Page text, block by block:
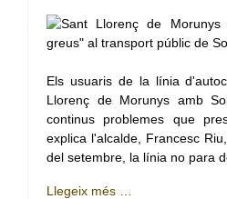
Els usuaris de la línia
Llorenç de Morunys amb
continus problemes que
explica l'alcalde, Francesc
del setembre, la línia no para
Llegeix més …